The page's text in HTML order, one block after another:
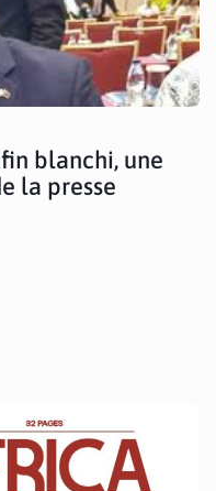
blanchi, une
la presse